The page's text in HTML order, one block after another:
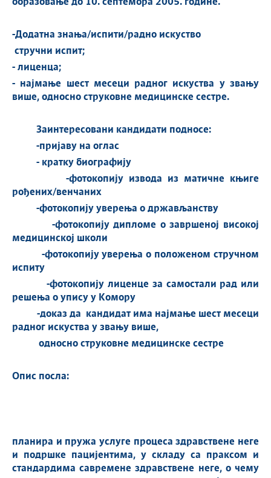
образовање до 10. септембра 2005. године.
-Додатна знања/испити/радно искуство
стручни испит;
- лиценца;
- најмање шест месеци радног искуства у звању
више, односно струковне медицинске сестре.
Заинтересовани кандидати подносе:
-пријаву на оглас
- кратку биографију
-фотокопију извода из матичне књиге
рођених/венчаних
-фотокопију уверења о држављанству
-фотокопију дипломе о завршеној високој
медицинској школи
-фотокопију уверења о положеном стручном
испиту
-фотокопију лиценце за самостали рад или
решења о упису у Комору
-доказ да кандидат има најмање шест месеци
радног искуства у звању више,
односно струковне медицинске сестре
Опис посла:
планира и пружа услуге процеса здравствене неге
и подршке пацијентима, у складу са праксом и
стандардима савремене здравствене неге, о чему